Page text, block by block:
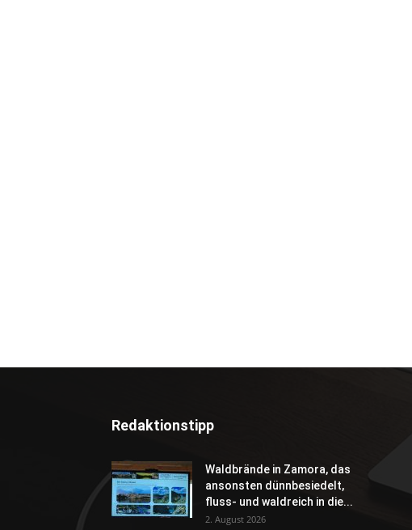
Redaktionstipp
Waldbrände in Zamora, das
ansonsten dünnbesiedelt,
fluss- und waldreich in die...
2. August 2026